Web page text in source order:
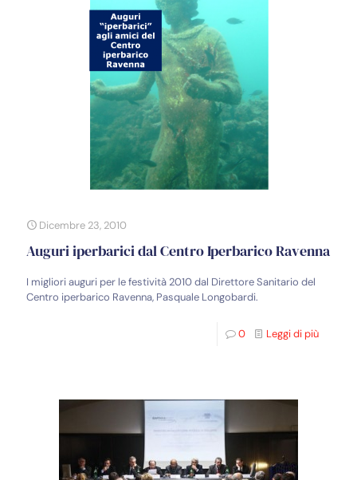
Dicembre 23, 2010
Auguri iperbarici dal Centro Iperbarico Ravenna
I migliori auguri per le festività 2010 dal Direttore Sanitario del
Centro iperbarico Ravenna, Pasquale Longobardi.
0 Leggi di più